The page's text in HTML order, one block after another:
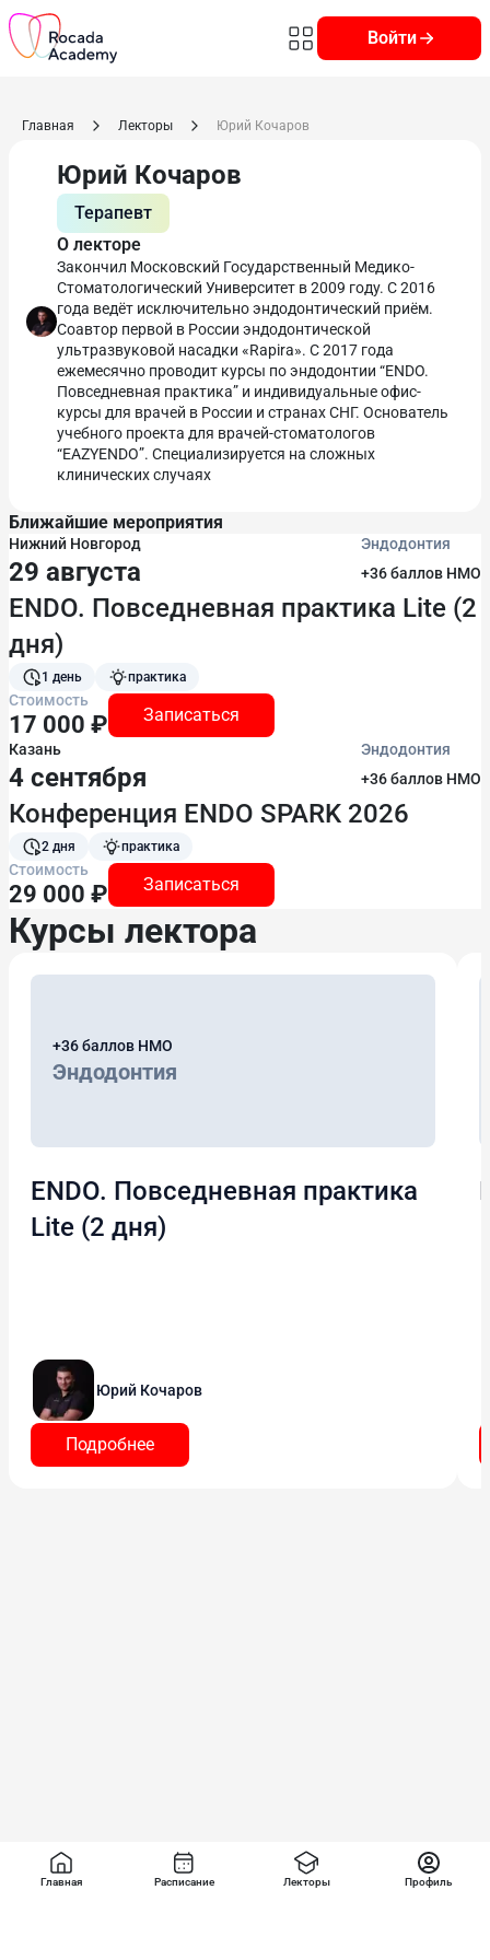
Войти
Главная Лекторы Юрий Кочаров
Юрий Кочаров
Терапевт
О лекторе
Закончил Московский Государственный Медико-
Стоматологический Университет в 2009 году. С 2016
года ведёт исключительно эндодонтический приём.
Соавтор первой в России эндодонтической
ультразвуковой насадки «Rapira». С 2017 года
ежемесячно проводит курсы по эндодонтии “ENDO.
Повседневная практика” и индивидуальные офис-
курсы для врачей в России и странах СНГ. Основатель
учебного проекта для врачей-стоматологов
“EAZYENDO”. Специализируется на сложных
клинических случаях
Ближайшие мероприятия
Нижний Новгород
29 августа
Эндодонтия
+36 баллов НМО
ENDO. Повседневная практика Lite (2
дня)
1 день практика
Стоимость
17 000 ₽ Записаться
Казань
4 сентября
Эндодонтия
+36 баллов НМО
Конференция ENDO SPARK 2026
2 дня практика
Стоимость
29 000 ₽ Записаться
Курсы лектора
+36 баллов НМО
Эндодонтия
ENDO. Повседневная практика
Lite (2 дня)
Юрий Кочаров
Подробнее
Главная Расписание Лекторы Профиль